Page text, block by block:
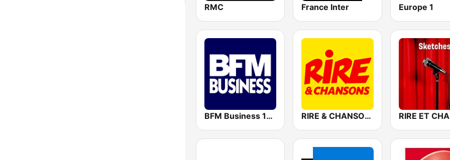
RMC France Inter Europe 1
BFM Business 100.8 FM RIRE & CHANSONS